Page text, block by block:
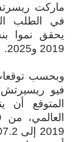
ماركت
في الطلب
2019 و2025.
وبحسب
فيو
المتوقع